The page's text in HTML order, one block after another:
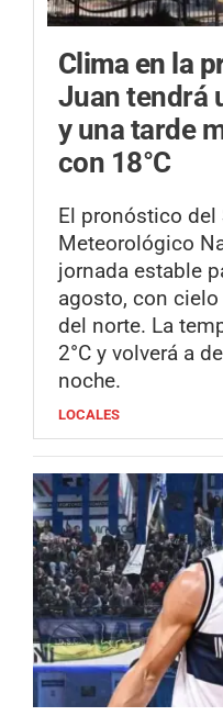
Clima en la
Juan tendrá
y una tarde
con 18°C
El pronóstico del
Meteorológico
jornada estable
agosto, con
del norte. La
2°C y volverá a
noche.
LOCALES